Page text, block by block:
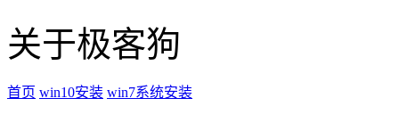
关于极客狗
首页 win10安装 win7系统安装